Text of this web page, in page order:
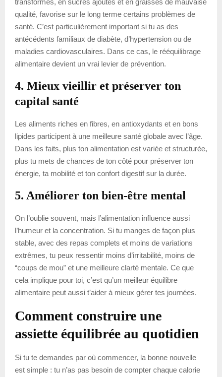
qualité, favorise sur le long terme certains problèmes de
santé. C’est particulièrement important si tu as des
antécédents familiaux de diabète, d’hypertension ou de
maladies cardiovasculaires. Dans ce cas, le rééquilibrage
alimentaire devient un vrai levier de prévention.
4. Mieux vieillir et préserver ton
capital santé
Les aliments riches en fibres, en antioxydants et en bons
lipides participent à une meilleure santé globale avec l’âge.
Dans les faits, plus ton alimentation est variée et structurée,
plus tu mets de chances de ton côté pour préserver ton
énergie, ta mobilité et ton confort digestif sur la durée.
5. Améliorer ton bien-être mental
On l’oublie souvent, mais l’alimentation influence aussi
l’humeur et la concentration. Si tu manges de façon plus
stable, avec des repas complets et moins de variations
extrêmes, tu peux ressentir moins d’irritabilité, moins de
“coups de mou” et une meilleure clarté mentale. Ce que
cela implique pour toi, c’est qu’un meilleur équilibre
alimentaire peut aussi t’aider à mieux gérer tes journées.
Comment construire une
assiette équilibrée au quotidien
Si tu te demandes par où commencer, la bonne nouvelle
est simple : tu n’as pas besoin de compter chaque calorie